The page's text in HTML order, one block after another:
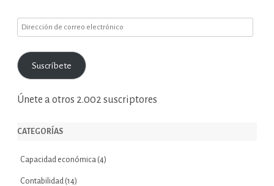
Dirección
correo
electrónico
Suscríbete
Únete a otros 2.002 suscriptores
CATEGORÍAS
Capacidad económica (4)
Contabilidad (14)